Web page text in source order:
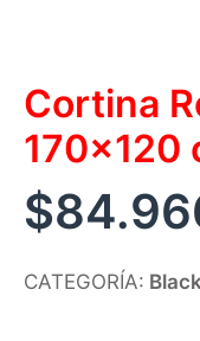
Cortina
170×120
$
CATEGORÍA: